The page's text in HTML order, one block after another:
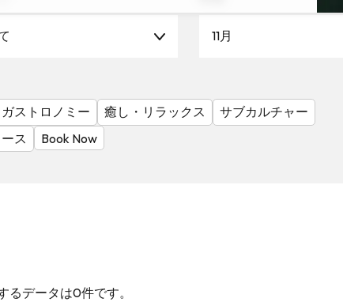
11月
ガストロノミー 癒し・リラックス
サブカルチャー
ス Book Now
るデータは0件です。